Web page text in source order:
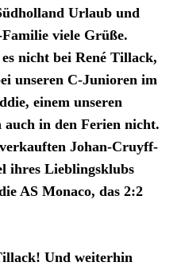
Urlaub und
viele Grüße.
nicht bei René Tillack,
unseren C-Junioren im
einem unseren
in den Ferien nicht.
Johan-Cruyff-
ihres Lieblingsklubs
AS Monaco, das 2:2
Und weiterhin